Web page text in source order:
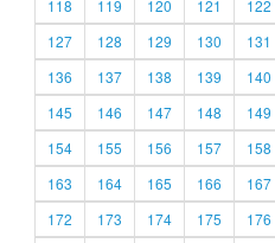
118
119 120 121 122
127
128 129 130 131
136
137 138 139 140
145
146 147 148 149
154
155 156 157 158
163
164 165 166 167
172
173 174 175 176